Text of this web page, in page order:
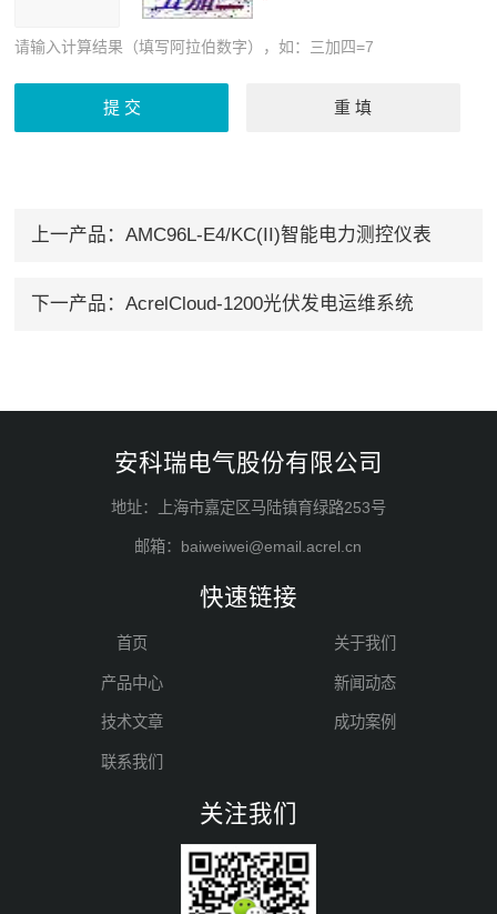
请输入计算结果（填写阿拉伯数字），如：三加四=7
上一产品： AMC96L-E4/KC(II)智能电力测控仪表
下一产品： AcrelCloud-1200光伏发电运维系统
安科瑞电气股份有限公司
地址：上海市嘉定区马陆镇育绿路253号
邮箱：baiweiwei@email.acrel.cn
快速链接
首页 关于我们
产品中心 新闻动态
技术文章 成功案例
联系我们
关注我们